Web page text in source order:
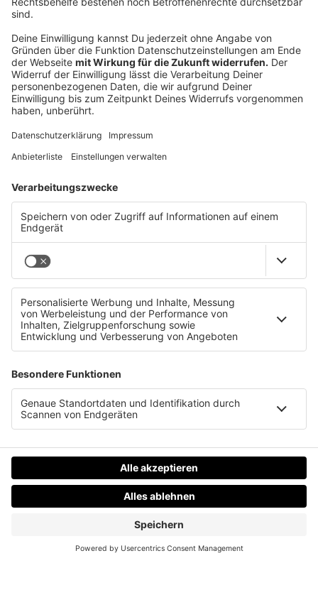
Alle zwei Wochen schreibe ich einen Gedanken
Sammelbrief.
→teddy.click/newsletter
Wie sichtbar ist dein Unternehmen wirklich?
Der Potenzial-Check dauert vier Minuten. Danach
hast du einen Report mit einer Zahl und fünf
Bereichen — und siehst, wo bei euch draußen nichts
→teddy.click/podsignal
Wenn du lieber direkt redest: fünfzehn Minuten, kein
Pitch.teddy.click/termin
Daniel Friesenecker baut Unternehmern ihr
eigenes Medium. Podcast, Video, Strategie. Studio:
TeddyLab, Linz.
LinkedIn:
linkedin.com/in/friesenecker
Plattformen und RSS
DatenschutzImpressum Werben